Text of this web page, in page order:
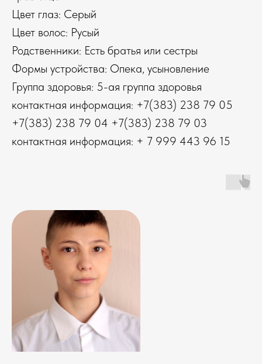
Цвет глаз: Серый
Цвет волос: Русый
Родственники: Есть братья или сестры
Формы устройства: Опека, усыновление
Группа здоровья: 5-ая группа здоровья
контактная информация: +7(383) 238 79 05
+7(383) 238 79 04 +7(383) 238 79 03
контактная информация: + 7 999 443 96 15